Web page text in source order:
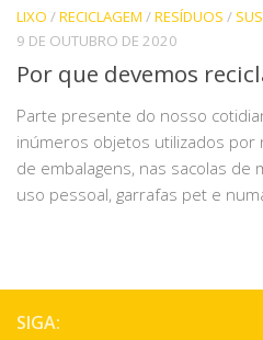
LIXO /RECICLAGEM /RESÍDUOS /
9 DE OUTUBRO DE 2020
Por que devemos
Parte presente do nosso
inúmeros objetos utilizados
de embalagens, nas sacolas de
uso pessoal, garrafas pet e
SIGA: